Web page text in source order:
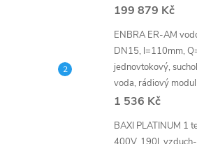
p
199 879 Kč
ENBRA ER-AM
DN15, l=110mm,
jednovtokový,
voda, rádiový modul
1 536 Kč
BAXI PLATINUM 1